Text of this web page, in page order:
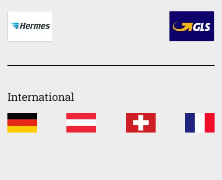
International